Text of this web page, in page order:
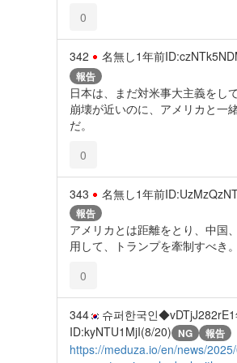
0
342 名無し1年前
報告
日本は、まだ対米事大主義をし
崩壊が近いのに、アメリカと一
だ。
0
343 名無し1年前
報告
アメリカとは距離をとり、中国
用して、トランプを牽制すべき。
0
344 슈퍼한국인◆vDTjJ282rE
ID:kyNTU1MjI(8/20) NG 報告
https://meduza.io/en/news/